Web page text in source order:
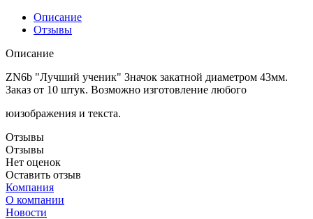
Описание
Отзывы
Описание
ZN6b "Лучший ученик" Значок закатной диаметром 43мм.
Заказ от 10 штук. Возможно изготовление любого
юизображения и текста.
Отзывы
Отзывы
Нет оценок
Оставить отзыв
Компания
О компании
Новости